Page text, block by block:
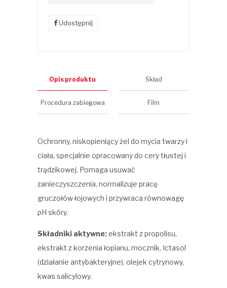
Udostępnij
Opis produktu Skład
Procedura zabiegowa Film
Ochronny, niskopieniący żel do mycia twarzy i
ciała, specjalnie opracowany do cery tłustej i
trądzikowej. Pomaga usuwać
zanieczyszczenia, normalizuje pracę
gruczołów łojowych i przywraca równowagę
pH skóry.
Składniki aktywne:ekstrakt z propolisu,
ekstrakt z korzenia łopianu, mocznik, Ictasol
(działanie antybakteryjne), olejek cytrynowy,
kwas salicylowy.